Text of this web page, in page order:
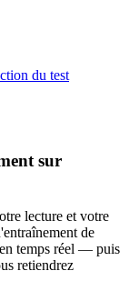
du test
sur
lecture et votre
de
temps réel — puis
retiendrez